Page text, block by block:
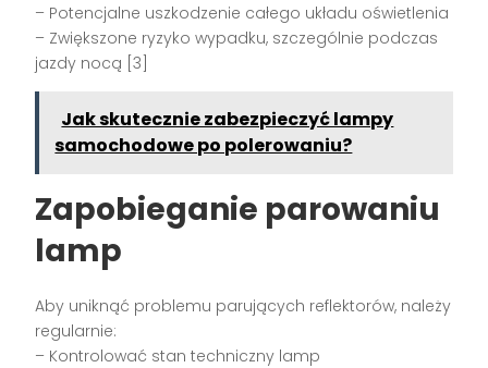
– Potencjalne uszkodzenie całego układu oświetlenia
– Zwiększone ryzyko wypadku, szczególnie podczas
jazdy nocą [3]
Jak skutecznie zabezpieczyć lampy
samochodowe po polerowaniu?
Zapobieganie parowaniu
lamp
Aby uniknąć problemu parujących reflektorów, należy
regularnie:
– Kontrolować stan techniczny lamp